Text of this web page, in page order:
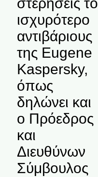
ισχυρότερο
αντιβάριους
της Eugene
Kaspersky,
όπως
δηλώνει και
ο Πρόεδρος
και
Διευθύνων
Σύμβουλος